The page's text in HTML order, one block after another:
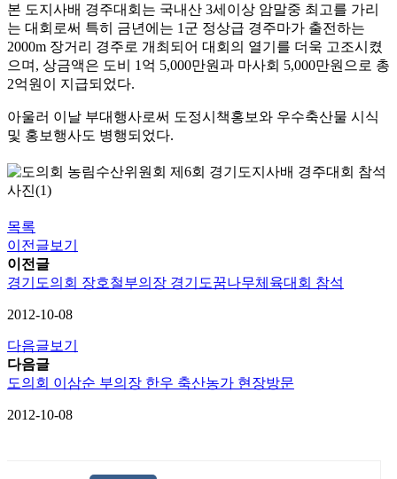
본 도지사배 경주대회는 국내산 3세이상 암말중 최고를 가리
는 대회로써 특히 금년에는 1군 정상급 경주마가 출전하는
2000m 장거리 경주로 개최되어 대회의 열기를 더욱 고조시켰
으며, 상금액은 도비 1억 5,000만원과 마사회 5,000만원으로 총
2억원이 지급되었다.
아울러 이날 부대행사로써 도정시책홍보와 우수축산물 시식
및 홍보행사도 병행되었다.
목록
이전글보기
이전글
경기도의회 장호철부의장 경기도꿈나무체육대회 참석
2012-10-08
다음글보기
다음글
도의회 이삼순 부의장 한우 축산농가 현장방문
2012-10-08